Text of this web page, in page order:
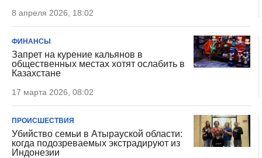
8 апреля 2026, 18:02
ФИНАНСЫ
Запрет на курение кальянов в
общественных местах хотят ослабить в
Казахстане
17 марта 2026, 08:02
ПРОИСШЕСТВИЯ
Убийство семьи в Атырауской области:
когда подозреваемых экстрадируют из
Индонезии